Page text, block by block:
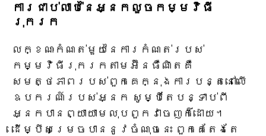
ការជាប់លាប់នៃអ្នកលួចកម្មវិធី
រុករក
លក្ខណៈកំណត់មួយនៃការកំណត់របស់
កម្មវិធីរុករកតាមអ៊ីនធឺណិតគឺ
សមត្ថភាពរបស់ពួកគេក្នុងការបន្តនៅលើ
ឧបករណ៍របស់អ្នក សូម្បីតែបន្ទាប់ពី
អ្នកបានព្យាយាមលុបពួកវាចេញក៏ដោយ។
ដើម្បីសម្រេចបាននូវចំណុចនេះ ពួកគេតែងតែ